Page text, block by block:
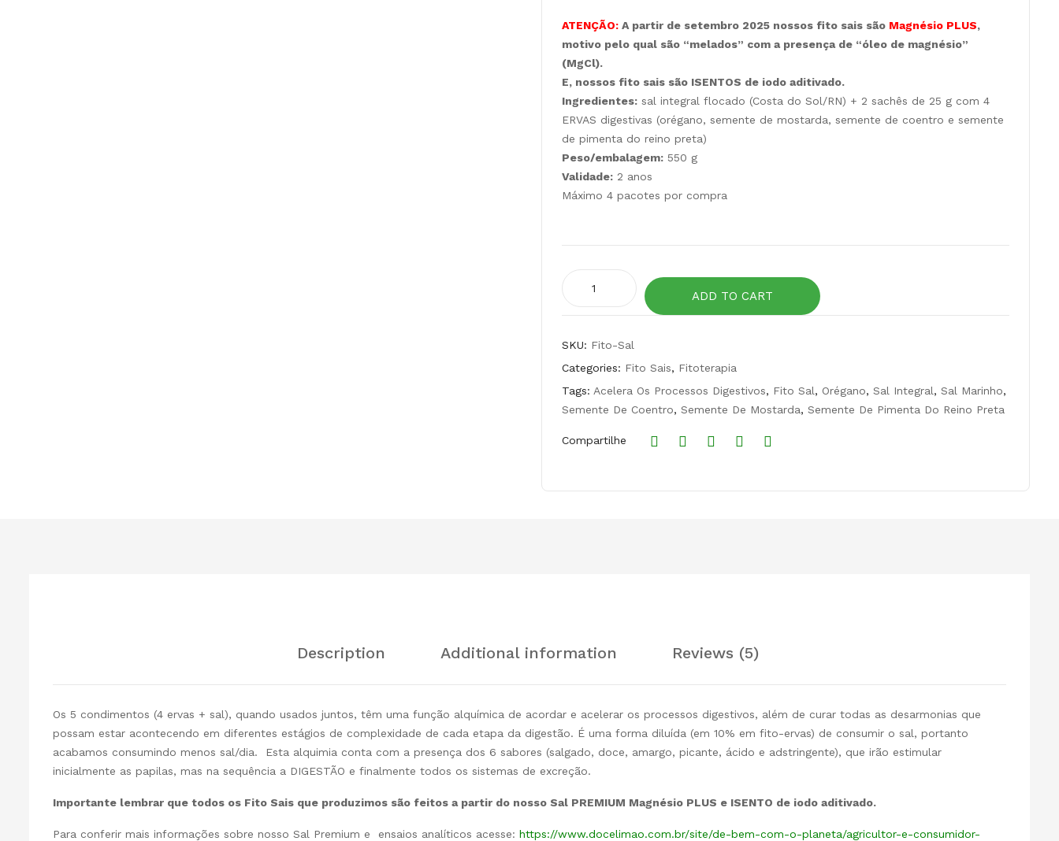
ATENÇÃO: A partir de setembro 2025 nossos fito sais são Magnésio PLUS,
motivo pelo qual são “melados” com a presença de “óleo de magnésio”
(MgCl).
E, nossos fito sais são ISENTOS de iodo aditivado.
Ingredientes: sal integral flocado (Costa do Sol/RN) + 2 sachês de 25 g com 4
ERVAS digestivas (orégano, semente de mostarda, semente de coentro e semente
de pimenta do reino preta)
Peso/embalagem: 550 g
Validade: 2 anos
Máximo 4 pacotes por compra
Sal
digestão
PLUS
quantity
ADD TO CART
SKU: Fito-Sal
Categories: Fito Sais, Fitoterapia
Tags: Acelera Os Processos Digestivos, Fito Sal, Orégano, Sal Integral, Sal Marinho,
Semente De Coentro, Semente De Mostarda, Semente De Pimenta Do Reino Preta
Compartilhe
Description Additional information Reviews (5)
Os 5 condimentos (4 ervas + sal), quando usados juntos, têm uma função alquímica de acordar e acelerar os processos digestivos, além de curar todas as desarmonias que
possam estar acontecendo em diferentes estágios de complexidade de cada etapa da digestão. É uma forma diluída (em 10% em fito-ervas) de consumir o sal, portanto
acabamos consumindo menos sal/dia. Esta alquimia conta com a presença dos 6 sabores (salgado, doce, amargo, picante, ácido e adstringente), que irão estimular
inicialmente as papilas, mas na sequência a DIGESTÃO e finalmente todos os sistemas de excreção.
Importante lembrar que todos os Fito Sais que produzimos são feitos a partir do nosso Sal PREMIUM Magnésio PLUS e ISENTO de iodo aditivado.
Para conferir mais informações sobre nosso Sal Premium e ensaios analíticos acesse: https://www.docelimao.com.br/site/de-bem-com-o-planeta/agricultor-e-consumidor-